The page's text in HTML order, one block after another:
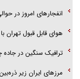
انفجار‌های امروز در
هوای قابل قبول تهران با ثبت
ترافیک سنگین در
مرز‌های ایران زیر